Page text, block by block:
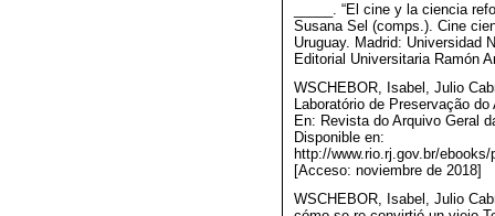
_____. “El cine y la ciencia
Susana Sel (comps.). Cine
Uruguay. Madrid: Universidad
Editorial Universitaria Ramón
WSCHEBOR, Isabel, Julio
Laboratório de Preservação
En: Revista do Arquivo Geral
Disponible en:
http://www.rio.rj.gov.br/
[Acceso: noviembre de 2018]
WSCHEBOR, Isabel, Julio